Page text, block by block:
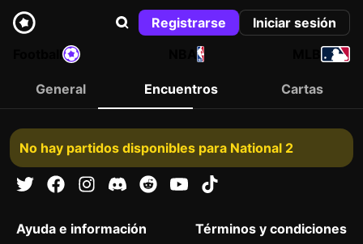
Registrarse
Iniciar sesión
NBA
General Encuentros Cartas
No hay partidos disponibles para National 2
Ayuda e información
Términos y condiciones